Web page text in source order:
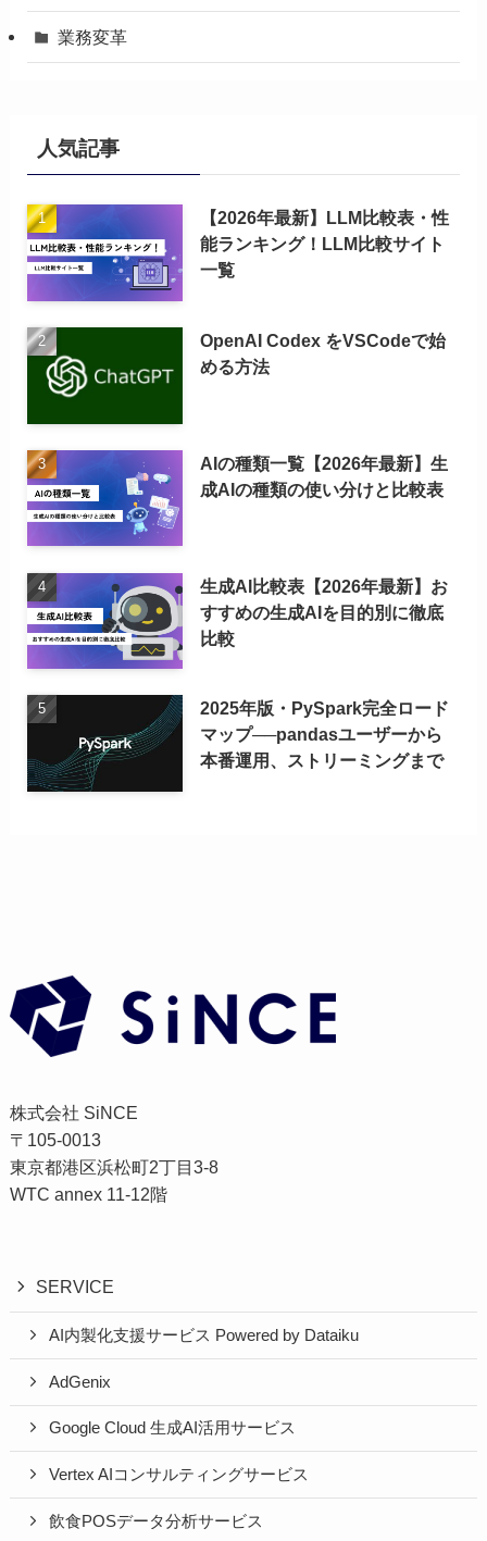
業務変革
人気記事
【2026年最新】LLM比較表・性
能ランキング！LLM比較サイト
一覧
OpenAI Codex をVSCodeで始
める方法
AIの種類一覧【2026年最新】生
成AIの種類の使い分けと比較表
生成AI比較表【2026年最新】お
すすめの生成AIを目的別に徹底
比較
2025年版・PySpark完全ロード
マップ──pandasユーザーから
本番運用、ストリーミングまで
株式会社 SiNCE
〒105-0013
東京都港区浜松町2丁目3-8
WTC annex 11-12階
SERVICE
AI内製化支援サービス Powered by Dataiku
AdGenix
Google Cloud 生成AI活用サービス
Vertex AIコンサルティングサービス
飲食POSデータ分析サービス